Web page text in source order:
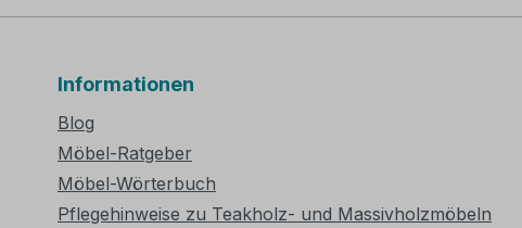
Informationen
Blog
Möbel-Ratgeber
Möbel-Wörterbuch
Pflegehinweise zu Teakholz- und Massivholzmöbeln